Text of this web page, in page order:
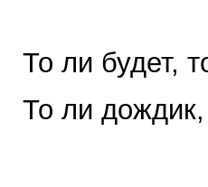
То ли будет,
То ли дождик,